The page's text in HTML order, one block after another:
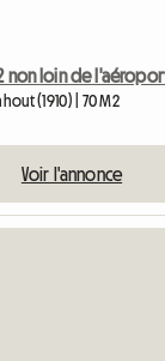
non loin de
(1910) | 70 M2
Voir l'annonce